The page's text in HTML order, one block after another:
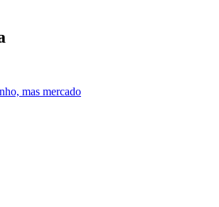
mas mercado